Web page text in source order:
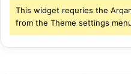
This widget requries the
from the Theme settings